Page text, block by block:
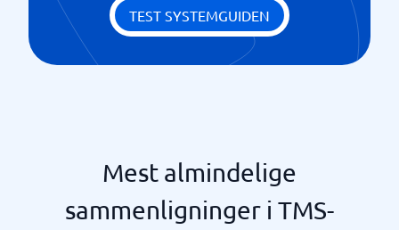
TEST SYSTEMGUIDEN
Mest almindelige
sammenligninger i TMS-